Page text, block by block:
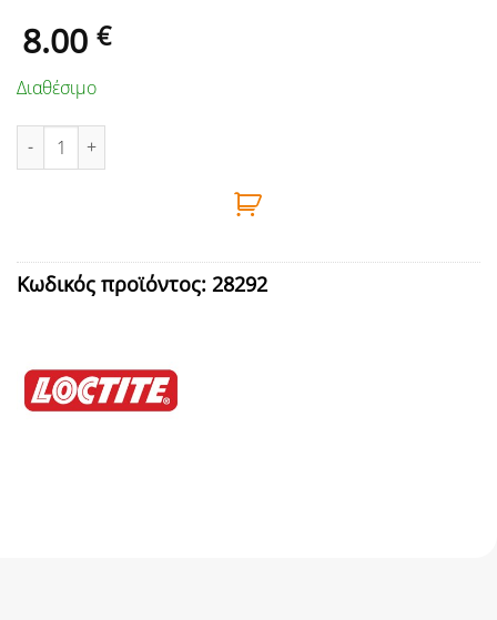
8.00 €
Διαθέσιμο
ΚΟΛΛΑ ΣΤΙΓΜΗΣ SUPER ATTAK 2gr+4ml ALL PLASTIC LOCTITE
Κωδικός προϊόντος: 28292